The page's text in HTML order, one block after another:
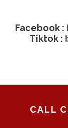
Facebook :
Tiktok :
CALL